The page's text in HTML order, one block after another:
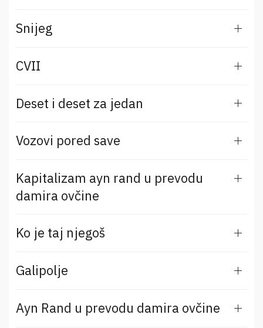
Snijeg
CVII
Deset i deset za jedan
Vozovi pored save
Kapitalizam ayn rand u prevodu
damira ovčine
Ko je taj njegoš
Galipolje
Ayn Rand u prevodu damira ovčine